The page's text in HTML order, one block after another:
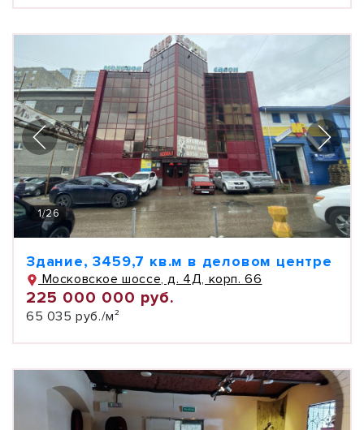
1/26
Здание, 3459,7 кв.м в деловом центре
Московское шоссе, д. 4Д, корп. 66
225 000 000 руб.
65 035 руб./м²